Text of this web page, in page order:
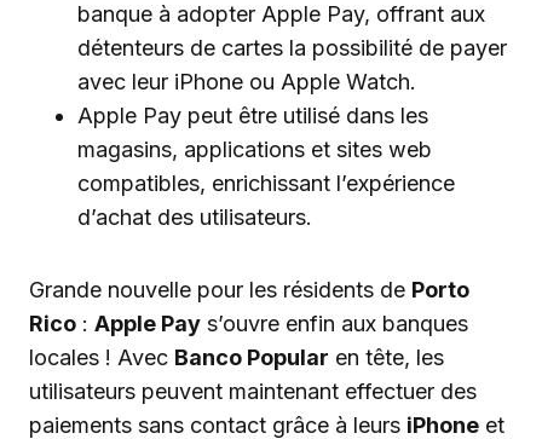
banque à adopter Apple Pay, offrant aux
détenteurs de cartes la possibilité de payer
avec leur iPhone ou Apple Watch.
Apple Pay peut être utilisé dans les
magasins, applications et sites web
compatibles, enrichissant l’expérience
d’achat des utilisateurs.
Grande nouvelle pour les résidents de Porto
Rico : Apple Pay s’ouvre enfin aux banques
locales ! Avec Banco Popular en tête, les
utilisateurs peuvent maintenant effectuer des
paiements sans contact grâce à leurs iPhone et